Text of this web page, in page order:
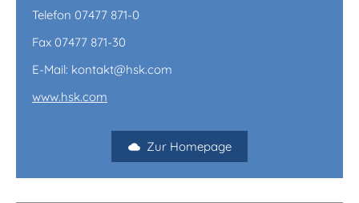
Telefon 07477 871-0
Fax 07477 871-30
E-Mail: kontakt@hsk.com
www.hsk.com
Zur Homepage